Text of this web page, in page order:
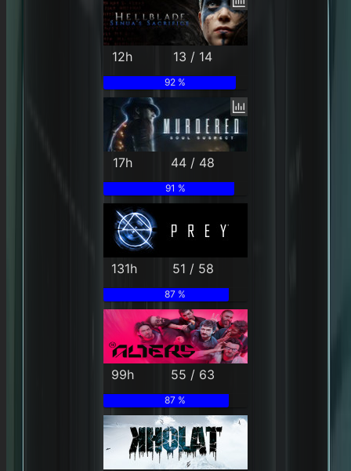
12h 13 / 14
92 %
17h 44 / 48
91 %
131h 51 / 58
87 %
99h 55 / 63
87 %